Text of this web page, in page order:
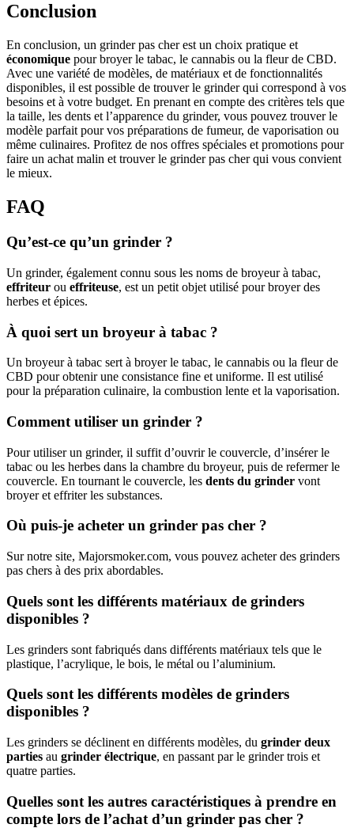
Conclusion
En conclusion, un grinder pas cher est un choix pratique et
économique pour broyer le tabac, le cannabis ou la fleur de CBD.
Avec une variété de modèles, de matériaux et de fonctionnalités
disponibles, il est possible de trouver le grinder qui correspond à vos
besoins et à votre budget. En prenant en compte des critères tels que
la taille, les dents et l’apparence du grinder, vous pouvez trouver le
modèle parfait pour vos préparations de fumeur, de vaporisation ou
même culinaires. Profitez de nos offres spéciales et promotions pour
faire un achat malin et trouver le grinder pas cher qui vous convient
le mieux.
FAQ
Qu’est-ce qu’un grinder ?
Un grinder, également connu sous les noms de broyeur à tabac,
effriteur ou effriteuse, est un petit objet utilisé pour broyer des
herbes et épices.
À quoi sert un broyeur à tabac ?
Un broyeur à tabac sert à broyer le tabac, le cannabis ou la fleur de
CBD pour obtenir une consistance fine et uniforme. Il est utilisé
pour la préparation culinaire, la combustion lente et la vaporisation.
Comment utiliser un grinder ?
Pour utiliser un grinder, il suffit d’ouvrir le couvercle, d’insérer le
tabac ou les herbes dans la chambre du broyeur, puis de refermer le
couvercle. En tournant le couvercle, les dents du grinder vont
broyer et effriter les substances.
Où puis-je acheter un grinder pas cher ?
Sur notre site, Majorsmoker.com, vous pouvez acheter des grinders
pas chers à des prix abordables.
Quels sont les différents matériaux de grinders
disponibles ?
Les grinders sont fabriqués dans différents matériaux tels que le
plastique, l’acrylique, le bois, le métal ou l’aluminium.
Quels sont les différents modèles de grinders
disponibles ?
Les grinders se déclinent en différents modèles, du grinder deux
parties au grinder électrique, en passant par le grinder trois et
quatre parties.
Quelles sont les autres caractéristiques à prendre en
compte lors de l’achat d’un grinder pas cher ?